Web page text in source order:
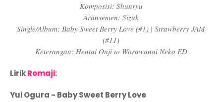
Komposisi: Shunryu
Aransemen: Sizuk
Single/Album: Baby Sweet Berry Love (#1) | Strawberry JAM
(#11)
Keterangan: Hentai Ouji to Warawanai Neko ED
LirikRomaji:
Yui Ogura - Baby Sweet Berry Love